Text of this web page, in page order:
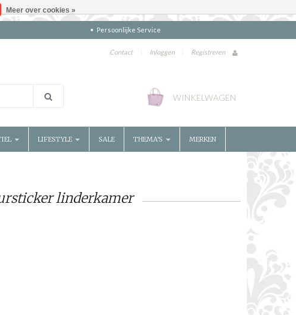
Persoonlijke Service
Contact | Inloggen | Registreren
WINKELWAGEN
LIFESTYLE SALE THEMA'S MERKEN
linderkamer
Meer over cookies »